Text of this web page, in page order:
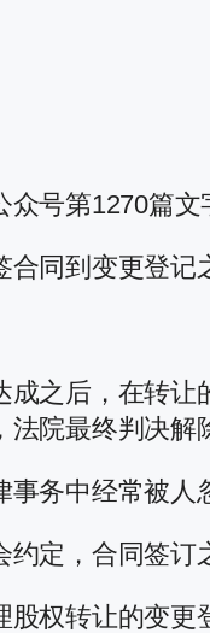
众号第1270篇文
同到变更登记
之后，在转
院最终判决解
务中经常被人
定，合同签订
权转让的变更